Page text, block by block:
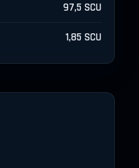
97,5 SCU
1,85 SCU